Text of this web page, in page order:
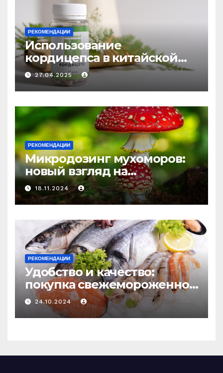
РЕКОМЕНДАЦИИ
Использование
кордицепса в китайской
медицине: природное
средство против усталости
и истощения
27.04.2025
РЕКОМЕНДАЦИИ
Микродозинг мухоморов:
новый взгляд на
психоделику
18.11.2024
РЕКОМЕНДАЦИИ
Удобство и качество:
покупка свежемороженной
рыбы онлайн
24.10.2024